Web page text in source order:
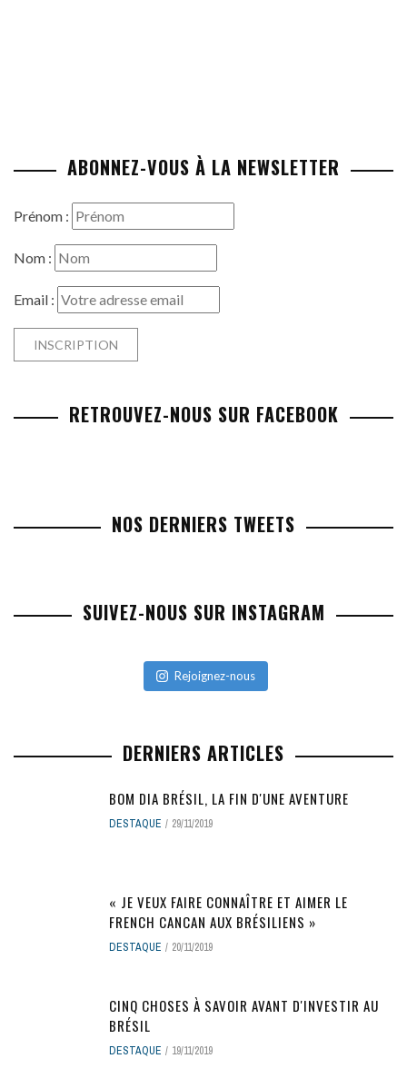
ABONNEZ-VOUS À LA NEWSLETTER
Prénom :
Nom :
Email :
RETROUVEZ-NOUS SUR FACEBOOK
NOS DERNIERS TWEETS
SUIVEZ-NOUS SUR INSTAGRAM
Rejoignez-nous
DERNIERS ARTICLES
BOM DIA BRÉSIL, LA FIN D'UNE AVENTURE
DESTAQUE 29/11/2019
« JE VEUX FAIRE CONNAÎTRE ET AIMER LE
FRENCH CANCAN AUX BRÉSILIENS »
DESTAQUE 20/11/2019
CINQ CHOSES À SAVOIR AVANT D'INVESTIR AU
BRÉSIL
DESTAQUE 19/11/2019